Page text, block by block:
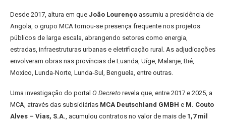
Desde 2017, altura em que João Lourenço assumiu a presidência de
Angola, o grupo MCA tornou-se presença frequente nos projetos
públicos de larga escala, abrangendo setores como energia,
estradas, infraestruturas urbanas e eletrificação rural. As adjudicações
envolveram obras nas províncias de Luanda, Uíge, Malanje, Bié,
Moxico, Lunda-Norte, Lunda-Sul, Benguela, entre outras.
Uma investigação do portal O Decreto revela que, entre 2017 e 2025, a
MCA, através das subsidiárias MCA Deutschland GMBH e M. Couto
Alves – Vias, S.A., acumulou contratos no valor de mais de 1,7 mil